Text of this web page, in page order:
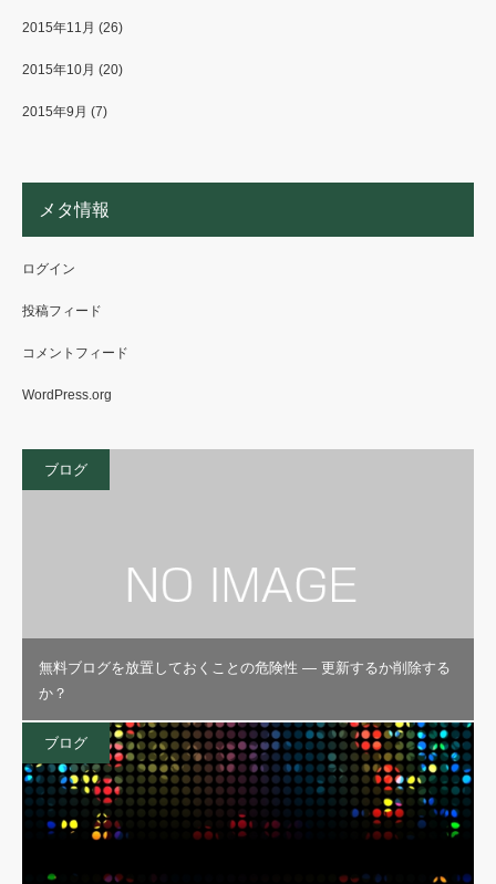
2015年11月 (26)
2015年10月 (20)
2015年9月 (7)
メタ情報
ログイン
投稿フィード
コメントフィード
WordPress.org
ブログ
無料ブログを放置しておくことの危険性 — 更新するか削除する
か？
ブログ